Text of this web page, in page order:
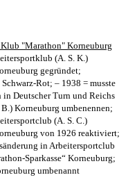
"Marathon" Korneuburg
(A. S. K.)
gegründet;
Rot; – 1938 = musste
in Deutscher Turn und Reichs
Korneuburg umbenennen;
(A. S. C.)
von 1926 reaktiviert;
in Arbeitersportclub
Sparkasse“ Korneuburg;
umbenannt